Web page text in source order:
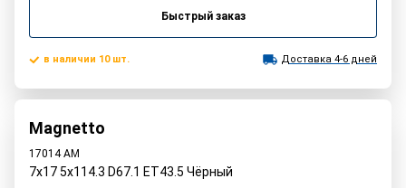
Быстрый заказ
в наличии 10 шт. Доставка 4-6 дней
Magnetto
17014 AM
7x17 5x114.3 D67.1 ET43.5 Чёрный